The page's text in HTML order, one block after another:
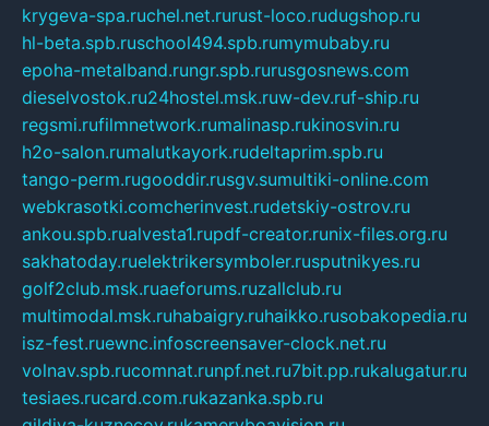
krygeva-spa.ruchel.net.rurust-loco.rudugshop.ru
hl-beta.spb.ruschool494.spb.rumymubaby.ru
epoha-metalband.rungr.spb.rurusgosnews.com
dieselvostok.ru24hostel.msk.ruw-dev.ruf-ship.ru
regsmi.rufilmnetwork.rumalinasp.rukinosvin.ru
h2o-salon.rumalutkayork.rudeltaprim.spb.ru
tango-perm.rugooddir.rusgv.sumultiki-online.com
webkrasotki.comcherinvest.rudetskiy-ostrov.ru
ankou.spb.rualvesta1.rupdf-creator.runix-files.org.ru
sakhatoday.ruelektrikersymboler.rusputnikyes.ru
golf2club.msk.ruaeforums.ruzallclub.ru
multimodal.msk.ruhabaigry.ruhaikko.rusobakopedia.ru
isz-fest.ruewnc.infoscreensaver-clock.net.ru
volnav.spb.rucomnat.runpf.net.ru7bit.pp.rukalugatur.ru
tesiaes.rucard.com.rukazanka.spb.ru